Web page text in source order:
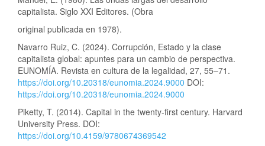
capitalista. Siglo XXI Editores. (Obra
original publicada en 1978).
Navarro Ruiz, C. (2024). Corrupción, Estado y la clase
capitalista global: apuntes para un cambio de perspectiva.
EUNOMÍA. Revista en cultura de la legalidad, 27, 55–71.
https://doi.org/10.20318/eunomia.2024.9000 DOI:
https://doi.org/10.20318/eunomia.2024.9000
Piketty, T. (2014). Capital in the twenty-first century. Harvard
University Press. DOI:
https://doi.org/10.4159/9780674369542